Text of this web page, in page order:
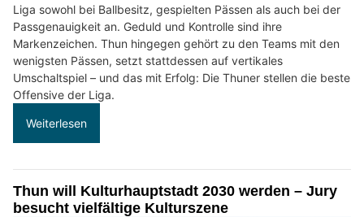
Liga sowohl bei Ballbesitz, gespielten Pässen als auch bei der
Passgenauigkeit an. Geduld und Kontrolle sind ihre
Markenzeichen. Thun hingegen gehört zu den Teams mit den
wenigsten Pässen, setzt stattdessen auf vertikales
Umschaltspiel – und das mit Erfolg: Die Thuner stellen die beste
Offensive der Liga.
Weiterlesen
Thun will Kulturhauptstadt 2030 werden – Jury
besucht vielfältige Kulturszene